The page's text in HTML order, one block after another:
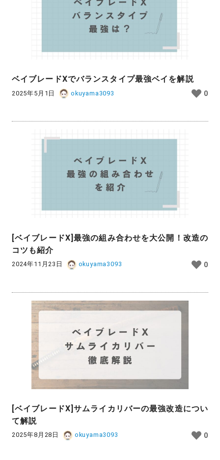
ベイブレードXでバランスタイプ最強ベイを解説
2025年5月1日 okuyama3093 0
[ベイブレードX]最強の組み合わせを大公開！改造の
コツも紹介
2024年11月23日 okuyama3093 0
[ベイブレードX]サムライカリバーの最強改造につい
て解説
2025年8月28日 okuyama3093 0